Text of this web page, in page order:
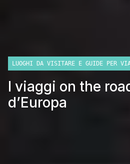
LUOGHI DA VISITARE E GUIDE PER
I viaggi on the
d’Europa